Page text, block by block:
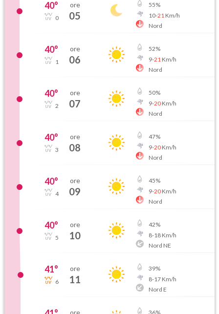
40°
0
ore
05
55%
10-21 Km/h
Nord
40°
1
ore
06
52%
9-21 Km/h
Nord
40°
2
ore
07
50%
9-20Km/h
Nord
40°
3
ore
08
47%
9-20Km/h
Nord
40°
4
ore
09
45%
9-20Km/h
Nord
40°
5
ore
10
42%
8-18Km/h
Nord NE
41°
6
ore
11
39%
8-17Km/h
Nord E
ore 36%